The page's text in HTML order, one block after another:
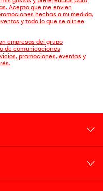
Acepto que me envien
hechas a mi medida,
y todo lo que se alinee
empresas del grupo
de comunicaciones
promociones, eventos y